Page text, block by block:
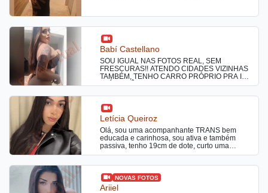
carinhosa, educada, simpatica, cheirosa, ate
ciosa, tenho experiencia com iniciantes, faço
oral natural, beijo grego, fio terra, beijo na
boca e massagem relaxante, caso queira tirar
mais duvidas sobre meu atendimento, é só
entrar em contato, bjs😘
Babí Castellano
SOU IGUAL NAS FOTOS REAL, SEM
FRESCURAS!! ATENDO CIDADES VIZINHAS
TAMBÉM, TENHO CARRO PRÓPRIO PRA IR
ATÉ VOCÊ. MORO E ATENDO
AR E EXTREMAMENTE LIMPO E SEGURO.
babicastellanooficial nos apps vizinhos rs
Seja direto e objetivo, CHAMAR APENAS SE
FOR DO SEU INTERESSE ME CONTRATAR
COM VINTE MINUTOS DE ANTECEDÊNCIA!
Atendimento de PRIMEIRA QUALIDADE NA
CIDADE, venham se deliciar na grossura de
para realizar seus maiores fetiches, fantasias,
prazeres, gozadas, chuva dourada, beijo
Letícia Queiroz
Olá, sou uma acompanhante TRANS bem
educada e carinhosa, sou ativa e também
passiva, tenho 19cm de dote, curto uma
Putaria bem gostosa sem frescuras, realizo
NOVAS FOTOS
Ariiel